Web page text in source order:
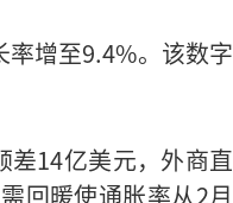
增至9.4%。该数字
差14亿美元，外商直
回暖使通胀率从2月